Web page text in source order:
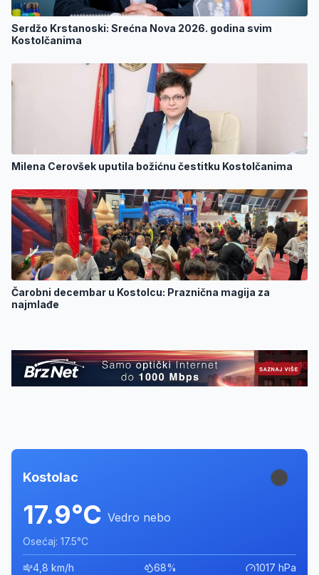
Serdžo Krstanoski: Srećna Nova 2026. godina svim
Kostolčanima
Milena Cerovšek uputila božićnu čestitku Kostolčanima
Čarobni decembar u Kostolcu: Praznična magija za
najmlađe
Kostolac
17.9°C Vedro nebo
Osećaj: 17.5°C
4,8 km/h 68% 1017 hPa